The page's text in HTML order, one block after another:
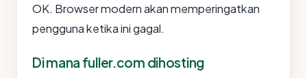
OK. Browser modern akan memperingatkan
pengguna ketika ini gagal.
Di mana fuller.com dihosting